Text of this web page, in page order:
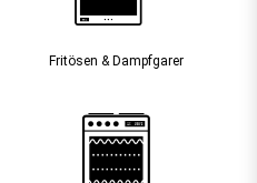
Fritösen & Dampfgarer